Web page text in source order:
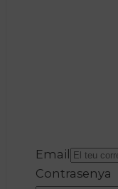
Email
Contrasenya